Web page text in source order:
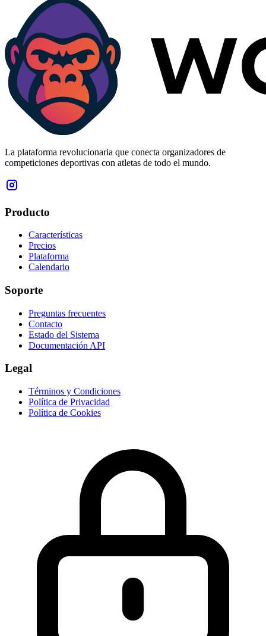
La plataforma revolucionaria que conecta organizadores de
competiciones deportivas con atletas de todo el mundo.
Producto
Características
Precios
Plataforma
Calendario
Soporte
Preguntas frecuentes
Contacto
Estado del Sistema
Documentación API
Legal
Términos y Condiciones
Política de Privacidad
Política de Cookies